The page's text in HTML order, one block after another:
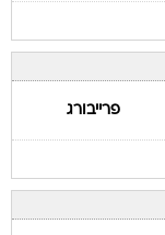
פרייבורג